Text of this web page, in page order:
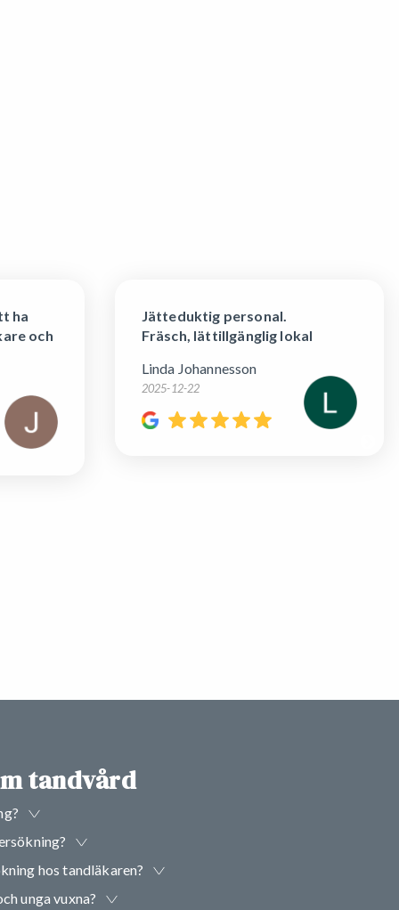
ha
och
Jätteduktig personal.
Fräsch, lättillgänglig lokal
Linda Johannesson
2025-12-22
tandvård
hos tandläkaren?
unga vuxna?